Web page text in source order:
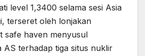
level 1,3400 selama sesi Asia
terseret oleh lonjakan
safe haven menyusul
AS terhadap tiga situs nuklir